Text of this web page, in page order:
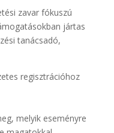
zavar fókuszú
jártas
tanácsadó,
regisztrációhoz
melyik eseményre